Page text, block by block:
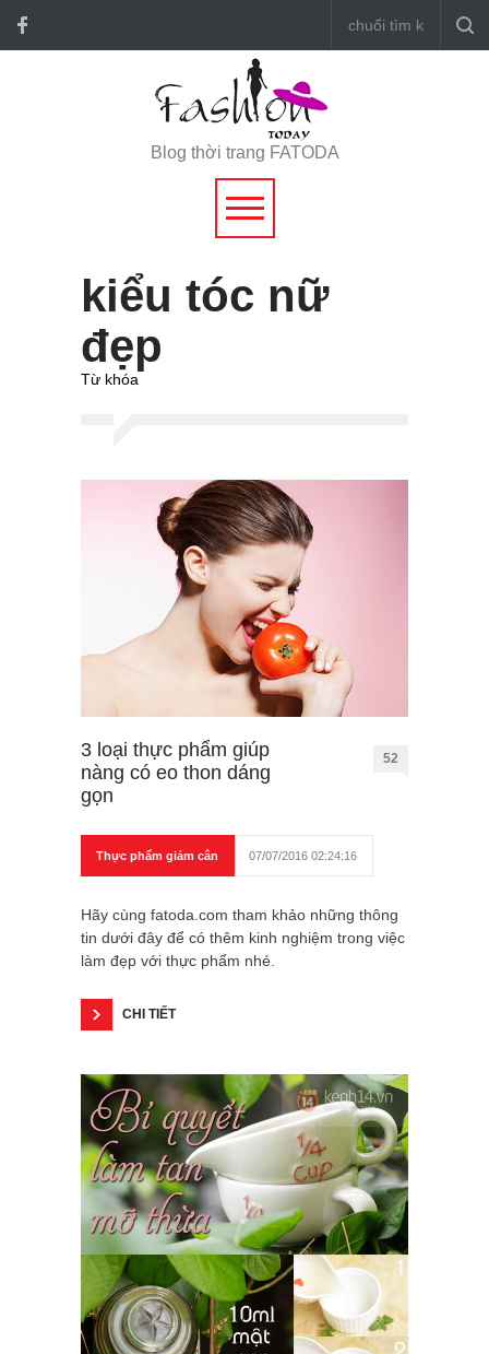
Blog thời trang FATODA
kiểu tóc nữ
đẹp
Từ khóa
3 loại thực phẩm giúp
nàng có eo thon dáng
gọn
52
Thực phẩm giảm cân 07/07/2016 02:24:16
Hãy cùng fatoda.com tham khảo những thông
tin dưới đây để có thêm kinh nghiệm trong việc
làm đẹp với thực phẩm nhé.
CHI TIẾT